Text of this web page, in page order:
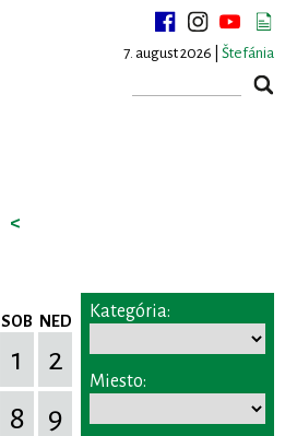
7. august 2026 | Štefánia
<
SOB NED
1
2
8
9
Kategória:
Miesto: